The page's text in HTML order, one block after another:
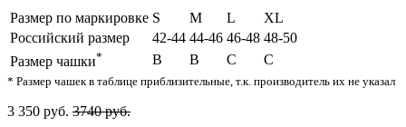
Размер по маркировке S M L
XL
Российский размер
42-44 44-46 46-48 48-50
Размер чашки* B B C C
* Размер чашек в таблице приблизительные, т.к. производитель их не указал
3 350 руб. 3740 руб.